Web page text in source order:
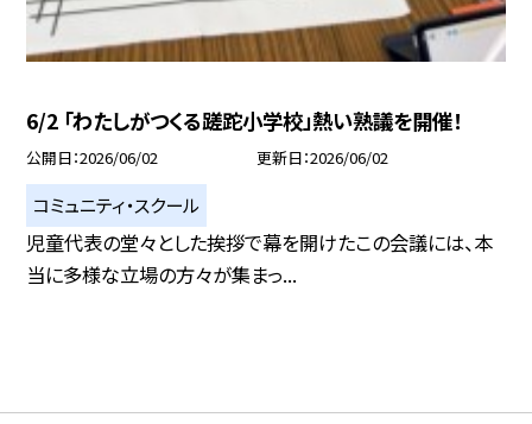
6/2 「わたしがつくる蹉跎小学校」熱い熟議を開催！
公開日 2026/06/02 更新日 2026/06/02
コミュニティ・スクール
児童代表の堂々とした挨拶で幕を開けたこの会議には、本
当に多様な立場の方々が集まっ...